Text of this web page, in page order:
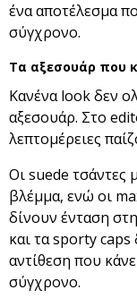
ένα αποτέλεσμα
σύγχρονο.
Τα αξεσουάρ που
Κανένα look δεν
αξεσουάρ. Στο
λεπτομέρειες
Οι suede τσάντες
βλέμμα, ενώ οι
δίνουν ένταση
και τα sporty
αντίθεση που
σύγχρονο.